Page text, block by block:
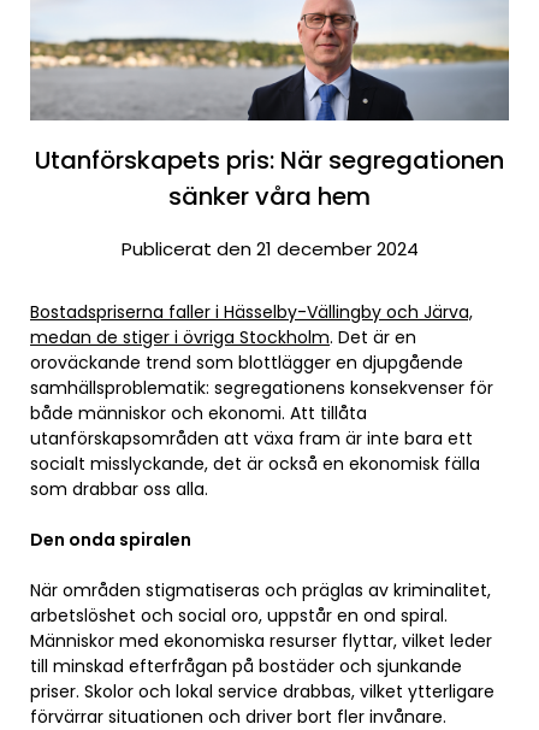
Utanförskapets pris: När segregationen
sänker våra hem
Publicerat den 21 december 2024
Bostadspriserna faller i Hässelby-Vällingby och Järva,
medan de stiger i övriga Stockholm. Det är en
oroväckande trend som blottlägger en djupgående
samhällsproblematik: segregationens konsekvenser för
både människor och ekonomi. Att tillåta
utanförskapsområden att växa fram är inte bara ett
socialt misslyckande, det är också en ekonomisk fälla
som drabbar oss alla.
Den onda spiralen
När områden stigmatiseras och präglas av kriminalitet,
arbetslöshet och social oro, uppstår en ond spiral.
Människor med ekonomiska resurser flyttar, vilket leder
till minskad efterfrågan på bostäder och sjunkande
priser. Skolor och lokal service drabbas, vilket ytterligare
förvärrar situationen och driver bort fler invånare.